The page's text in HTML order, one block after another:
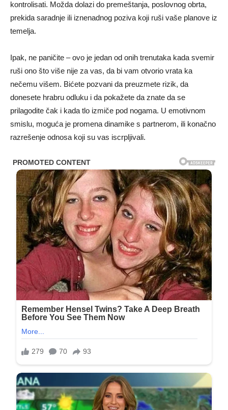
kontrolisati. Možda dolazi do premeštanja, poslovnog obrta,
prekida saradnje ili iznenadnog poziva koji ruši vaše planove iz
temelja.
Ipak, ne paničite – ovo je jedan od onih trenutaka kada svemir
ruši ono što više nije za vas, da bi vam otvorio vrata ka
nečemu višem. Bićete pozvani da preuzmete rizik, da
donesete hrabru odluku i da pokažete da znate da se
prilagodite čak i kada tlo izmiče pod nogama. U emotivnom
smislu, moguća je promena dinamike s partnerom, ili konačno
razrešenje odnosa koji su vas iscrpljivali.